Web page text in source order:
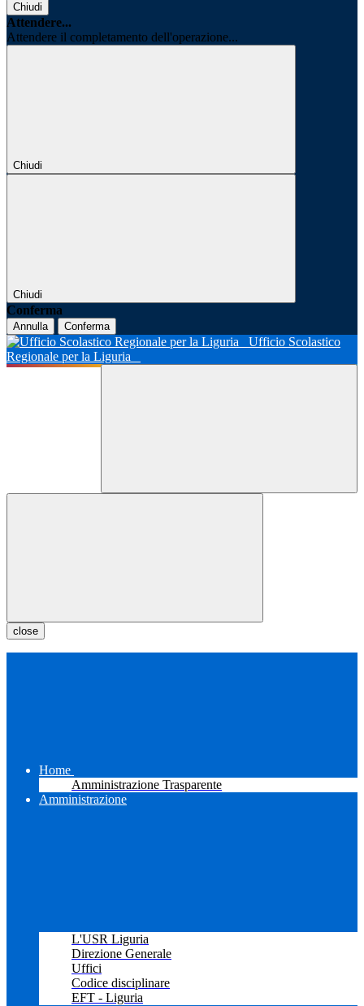
Chiudi
Attendere...
Attendere il completamento dell'operazione...
Chiudi
Chiudi
Conferma
Annulla Conferma
Ufficio Scolastico
Regionale per la Liguria
close
Home
Amministrazione Trasparente
Amministrazione
L'USR Liguria
Direzione Generale
Uffici
Codice disciplinare
EFT - Liguria